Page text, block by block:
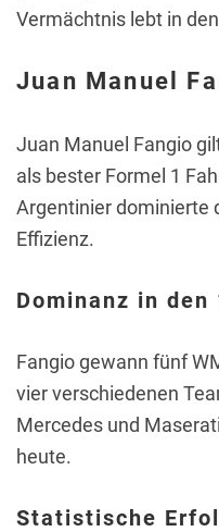
Vermächtnis lebt in
Juan Manuel
Juan Manuel Fangio
als bester Formel 1
Argentinier dominierte
Effizienz.
Dominanz in den
Fangio gewann fünf
vier verschiedenen
Mercedes und
heute.
Statistische